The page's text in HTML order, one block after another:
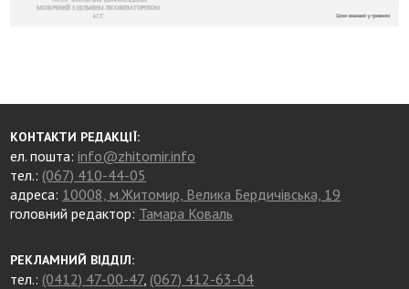
КОНТАКТИ РЕДАКЦІЇ:
ел. пошта:info@zhitomir.info
тел.: (067) 410-44-05
адреса: 10008, м.Житомир, Велика Бердичівська, 19
головний редактор: Тамара Коваль
РЕКЛАМНИЙ ВІДДІЛ:
тел.: (0412) 47-00-47, (067) 412-63-04